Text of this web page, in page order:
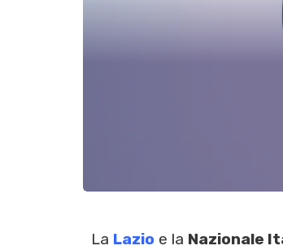
La Lazio e la Nazionale